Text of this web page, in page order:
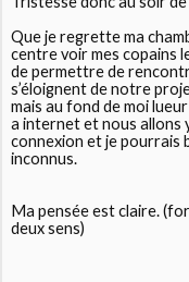
Que je regrette ma
centre voir mes copains
de permettre de
s’éloignent de notre
mais au fond de moi
a internet et nous allons
connexion et je pourrais
inconnus.
Ma pensée est claire.
deux sens)